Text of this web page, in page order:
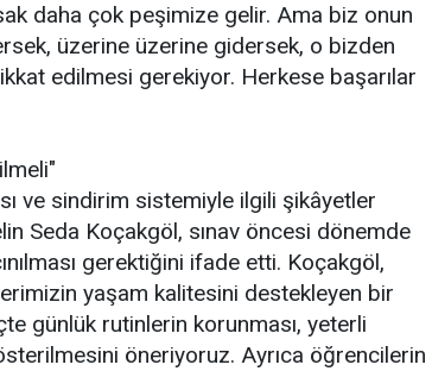
daha çok peşimize gelir. Ama biz onun
üzerine üzerine gidersek, o bizden
edilmesi gerekiyor. Herkese başarılar
ve sindirim sistemiyle ilgili şikâyetler
Seda Koçakgöl, sınav öncesi dönemde
gerektiğini ifade etti. Koçakgöl,
yaşam kalitesini destekleyen bir
günlük rutinlerin korunması, yeterli
öneriyoruz. Ayrıca öğrencilerin